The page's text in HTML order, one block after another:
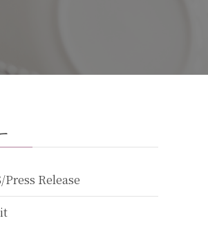
Press Release